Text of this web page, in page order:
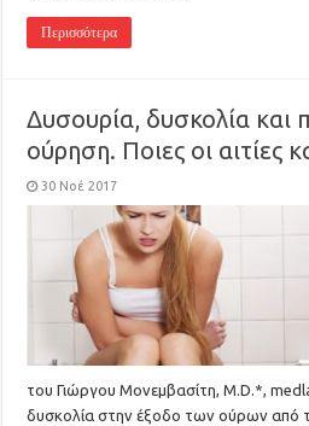
Περισσότερα
Δυσουρία, δυσκολία και
ούρηση. Ποιες οι αιτίες
30 Νοέ 2017
του Γιώργου Μονεμβασίτη, M.D.*,
δυσκολία στην έξοδο των ούρων από